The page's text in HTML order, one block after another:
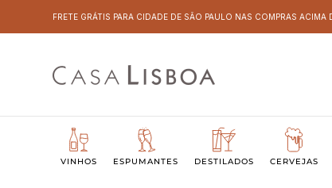
FRETE GRÁTIS PARA CIDADE DE SÃO PAULO NAS COMPRAS
VINHOS ESPUMANTES DESTILADOS CERVEJAS